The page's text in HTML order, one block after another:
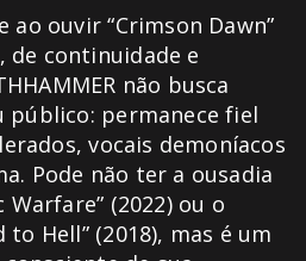
ouvir “Crimson Dawn”
de continuidade e
não busca
público: permanece fiel
vocais demoníacos
Pode não ter a ousadia
(2022) ou o
to Hell” (2018), mas é um